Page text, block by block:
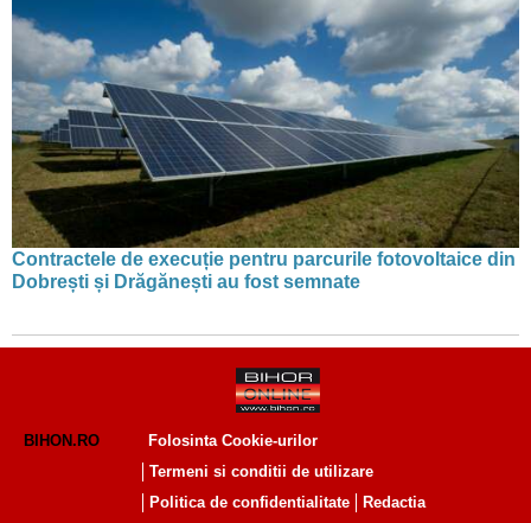
Contractele de execuție pentru parcurile fotovoltaice din
Dobrești și Drăgănești au fost semnate
BIHON.RO
Folosinta Cookie-urilor
Termeni si conditii de utilizare
Politica de confidentialitate
Redactia